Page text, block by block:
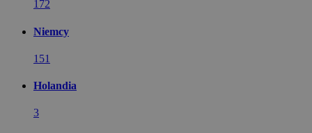
172
Niemcy
151
Holandia
3